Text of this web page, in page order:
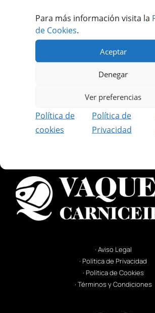
Para más información visita la
de Cookies.
Aceptar
Denegar
Ver preferencias
Política de
cookies
Política de
Privacidad
Apúntate a nuestro
Recibe ofertas únicas y
reservado solo para
REGISTRARME
· Aviso Legal
· Política de Privacidad
· Política de Cookies
· Términos y Condiciones